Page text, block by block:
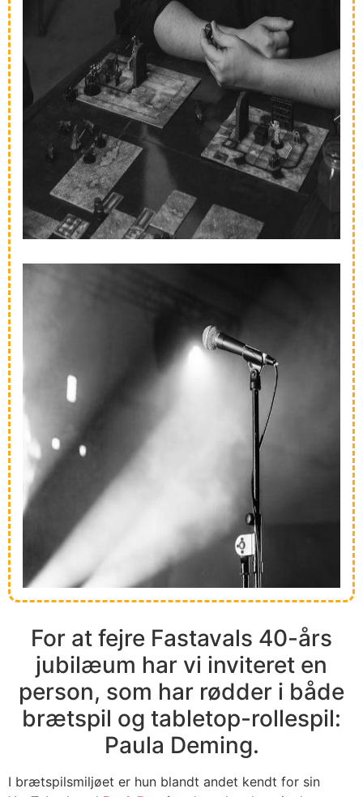
For at fejre Fastavals 40-års
jubilæum har vi inviteret en
person, som har rødder i både
brætspil og tabletop-rollespil:
Paula Deming.
I brætspilsmiljøet er hun blandt andet kendt for sin